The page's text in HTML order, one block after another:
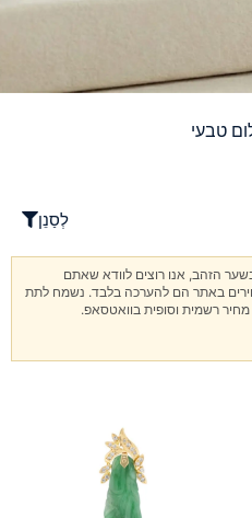
טבעי
לְסַנֵן
בשער הזהב, אנו רוצים לוודא שאתם
באתר הם להערכה בלבד. נשמח לתת
רשמית וסופית בוואטסאפ.